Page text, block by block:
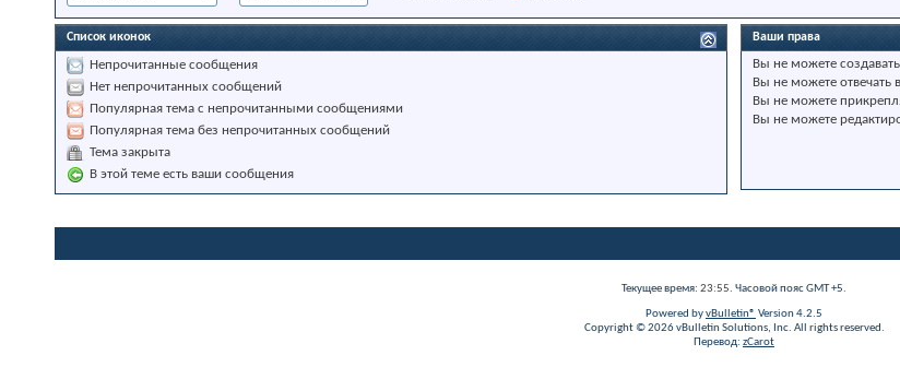
Список иконок
Непрочитанные сообщения
Нет непрочитанных сообщений
Популярная тема с непрочитанными сообщениями
Популярная тема без непрочитанных сообщений
Тема закрыта
В этой теме есть ваши сообщения
Ваши права
Вы не можете
Вы не можете отвечать
Вы не можете
Вы не можете
Текущее время: 23:55. Часовой пояс GMT +5.
Powered byvBulletin® Version 4.2.5
Copyright © 2026 vBulletin Solutions, Inc. All rights reserved.
Перевод: zCarot